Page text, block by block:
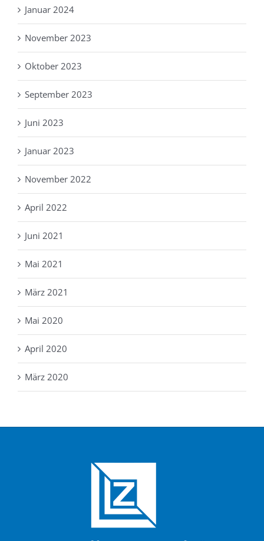
Januar 2024
November 2023
Oktober 2023
September 2023
Juni 2023
Januar 2023
November 2022
April 2022
Juni 2021
Mai 2021
März 2021
Mai 2020
April 2020
März 2020